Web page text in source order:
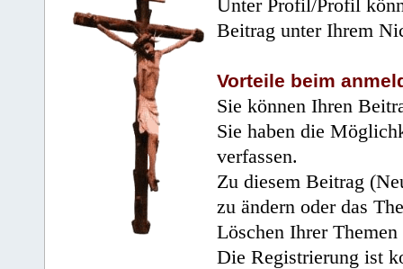
Unter Profil/Profil
Beitrag unter Ihrem
Vorteile beim
Sie können Ihren
Sie haben die
verfassen.
Zu diesem Beitrag
zu ändern oder das
Löschen Ihrer
Die Registrierung ist